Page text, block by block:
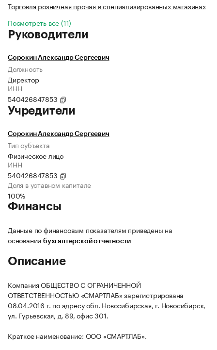
Торговля розничная прочая в специализированных магазинах
Посмотреть все (11)
Руководители
Сорокин Александр Сергеевич
Должность
Директор
ИНН
540426847853
Учредители
Сорокин Александр Сергеевич
Тип субъекта
Физическое лицо
ИНН
540426847853
Доля в уставном капитале
100%
Финансы
Данные по финансовым показателям приведены на
основании бухгалтерской отчетности
Описание
Компания ОБЩЕСТВО С ОГРАНИЧЕННОЙ
ОТВЕТСТВЕННОСТЬЮ «СМАРТЛАБ» зарегистрирована
08.04.2016 г. по адресу обл. Новосибирская, г. Новосибирск,
ул. Гурьевская, д. 89, офис 301.
Краткое наименование: ООО «СМАРТЛАБ».